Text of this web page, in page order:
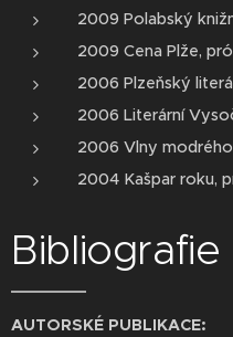
2009 Polabský
2009 Cena Plže,
2006 Plzeňský
2006 Literární
2006 Vlny
2004 Kašpar roku,
Bibliografie
AUTORSKÉ PUBLIKACE: